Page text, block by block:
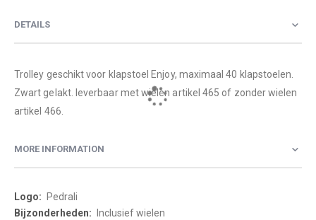
DETAILS
Trolley geschikt voor klapstoel Enjoy, maximaal 40 klapstoelen.
Zwart gelakt. leverbaar met wielen artikel 465 of zonder wielen
artikel 466.
MORE INFORMATION
More
Information
Pedrali
Inclusief wielen